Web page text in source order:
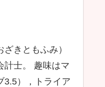
ざきともふみ）
計士。 趣味はマ
3.5），トライア